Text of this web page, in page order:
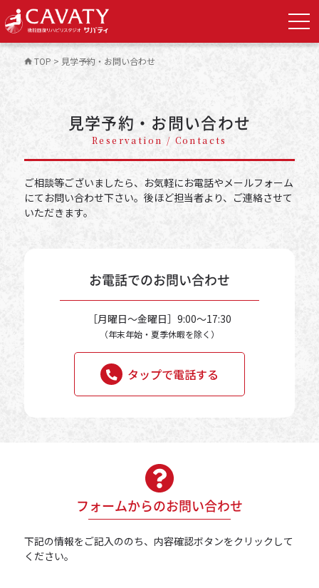
TOP > 見学予約・お問い合わせ
Reservation / Contacts
見学予約・お問い合わせ
ご相談等ございましたら、お気軽にお電話やメールフォーム
にてお問い合わせ下さい。 後ほど担当者より、ご連絡させて
いただきます。
お電話でのお問い合わせ
［月曜日〜金曜日］9:00～17:30
（年末年始・夏季休暇を除く）
タップで電話する
フォームからのお問い合わせ
下記の情報をご記入ののち、内容確認ボタンをクリックして
ください。